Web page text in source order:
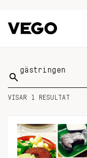
Sök
på:
VISAR 1 RESULTAT